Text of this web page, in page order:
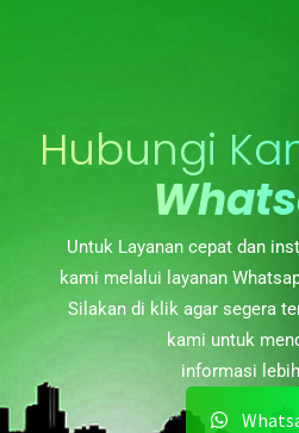
Hubungi
Untuk Layanan cepat dan
kami melalui layanan
Silakan di klik agar segera
kami untuk
informasi